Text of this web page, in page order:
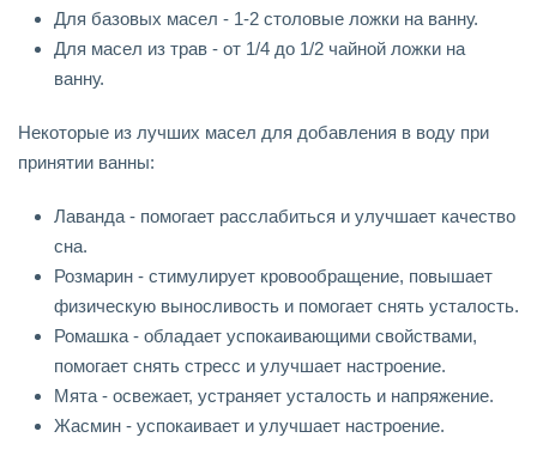
Для базовых масел - 1-2 столовые ложки на ванну.
Для масел из трав - от 1/4 до 1/2 чайной ложки на
ванну.
Некоторые из лучших масел для добавления в воду при
принятии ванны:
Лаванда - помогает расслабиться и улучшает качество
сна.
Розмарин - стимулирует кровообращение, повышает
физическую выносливость и помогает снять усталость.
Ромашка - обладает успокаивающими свойствами,
помогает снять стресс и улучшает настроение.
Мята - освежает, устраняет усталость и напряжение.
Жасмин - успокаивает и улучшает настроение.